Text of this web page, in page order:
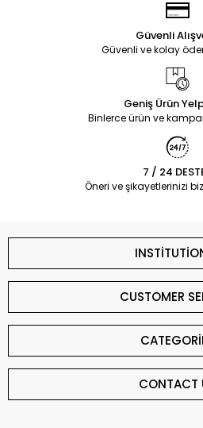
Güvenli
Güvenli ve kolay
Geniş Ürün
Binlerce ürün ve
7 / 24
Öneri ve şikayetlerinizi
CUSTOMER
CONTACT